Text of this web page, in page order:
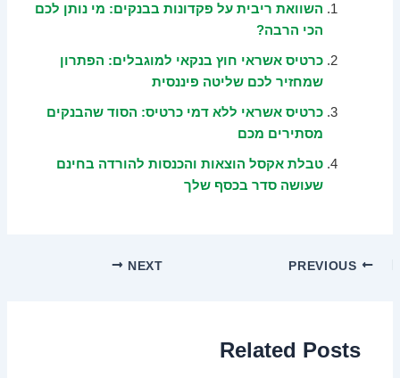
השוואת ריבית על פקדונות בבנקים: מי נותן לכם
הכי הרבה?
כרטיס אשראי חוץ בנקאי למוגבלים: הפתרון
שמחזיר לכם שליטה פיננסית
כרטיס אשראי ללא דמי כרטיס: הסוד שהבנקים
מסתירים מכם
טבלת אקסל הוצאות והכנסות להורדה בחינם
שעושה סדר בכסף שלך
NEXT
Related Posts